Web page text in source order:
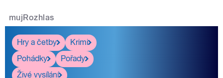
mujRozhlas
Hry a četby
Krimi
Pohádky
Pořady
Živé vysílání